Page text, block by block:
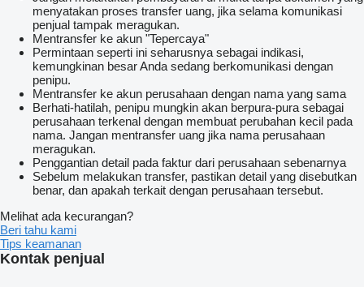
menyatakan proses transfer uang, jika selama komunikasi
penjual tampak meragukan.
Mentransfer ke akun "Tepercaya"
Permintaan seperti ini seharusnya sebagai indikasi,
kemungkinan besar Anda sedang berkomunikasi dengan
penipu.
Mentransfer ke akun perusahaan dengan nama yang sama
Berhati-hatilah, penipu mungkin akan berpura-pura sebagai
perusahaan terkenal dengan membuat perubahan kecil pada
nama. Jangan mentransfer uang jika nama perusahaan
meragukan.
Penggantian detail pada faktur dari perusahaan sebenarnya
Sebelum melakukan transfer, pastikan detail yang disebutkan
benar, dan apakah terkait dengan perusahaan tersebut.
Melihat ada kecurangan?
Beri tahu kami
Tips keamanan
Kontak penjual